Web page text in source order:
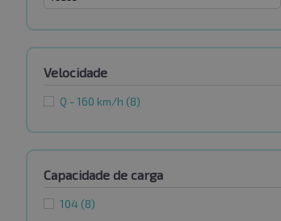
Velocidade
Q - 160 km/h (8)
Capacidade de carga
104 (8)